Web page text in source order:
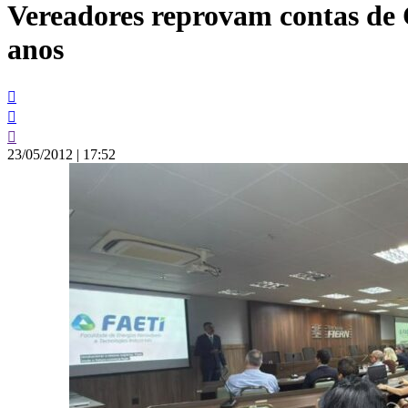
conteúdo
Vereadores reprovam contas
anos
23/05/2012 | 17:52